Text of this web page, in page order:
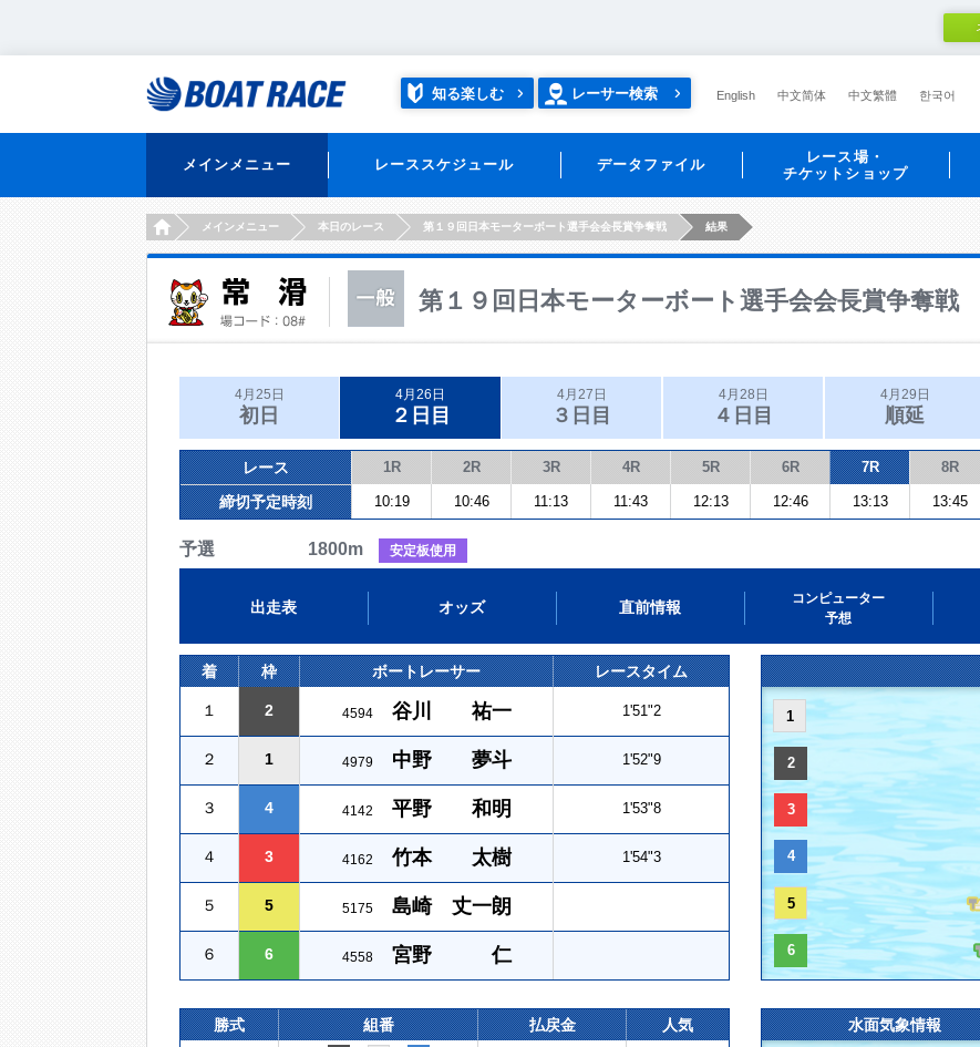
知る楽しむ レーサー検索 English 中文简体 中文繁體 한국어
メインメニュー レーススケジュール データファイル
レース場・
チケットショップ
HOMEメインメニュー 本日のレース 第１９回日本モーターボート選手会会長賞争奪戦 結果
第１９回日本モーターボート選手会会長賞争奪戦
4月25日
初日
4月26日
２日目
4月27日
３日目
4月28日
４日目
4月29日
順延
レース 1R 2R 3R 4R 5R 6R 7R 8R
締切予定時刻 10:19 10:46 11:13 11:43 12:13 12:46 13:13 13:45
予選 1800m 安定板使用
出走表 オッズ 直前情報
コンピューター
予想
着 枠 ボートレーサー レースタイム
１ 2 4594 谷川 祐一 1'51"2
２ 1 4979 中野 夢斗 1'52"9
３ 4 4142 平野 和明 1'53"8
４ 3 4162 竹本 太樹 1'54"3
５ 5 5175 島崎 丈一朗
６ 6 4558 宮野 仁
1
2
3
4
5
6
勝式 組番 払戻金 人気 水面気象情報